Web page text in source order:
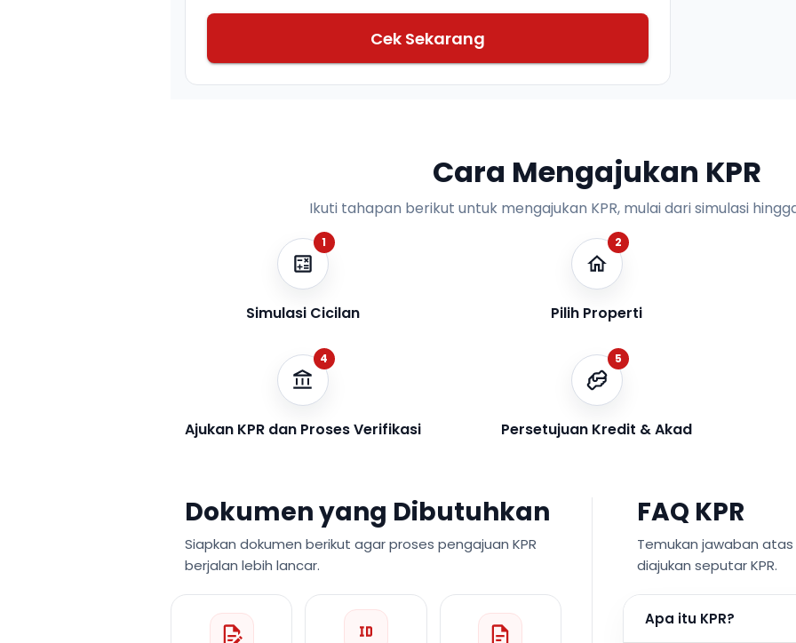
Cek Sekarang
Cara Mengajukan KPR
Ikuti tahapan berikut untuk mengajukan KPR, mulai dari simulasi
1
Simulasi Cicilan
2
Pilih Properti
4
Ajukan KPR dan Proses Verifikasi
5
Persetujuan Kredit & Akad
Dokumen yang Dibutuhkan
Siapkan dokumen berikut agar proses pengajuan KPR
berjalan lebih lancar.
FAQ KPR
Temukan jawaban
diajukan seputar KPR.
Apa itu KPR?